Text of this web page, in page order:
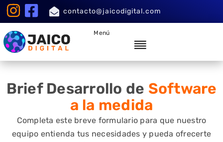
contacto@jaicodigital.com
Menú
Brief Desarrollo de Software
a la medida
Completa este breve formulario para que nuestro
equipo entienda tus necesidades y pueda ofrecerte